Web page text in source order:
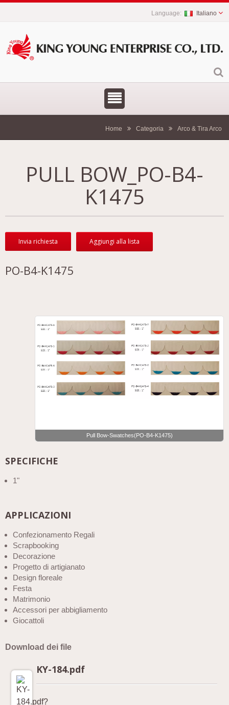
Italiano
Home Categoria Arco & Tira Arco
PULL BOW_PO-B4-
K1475
Invia richiesta Aggiungi alla lista
PO-B4-K1475
Pull Bow-Swatches(PO-B4-K1475)
SPECIFICHE
1"
APPLICAZIONI
Confezionamento Regali
Scrapbooking
Decorazione
Progetto di artigianato
Design floreale
Festa
Matrimonio
Accessori per abbigliamento
Giocattoli
Download dei file
KY-184.pdf